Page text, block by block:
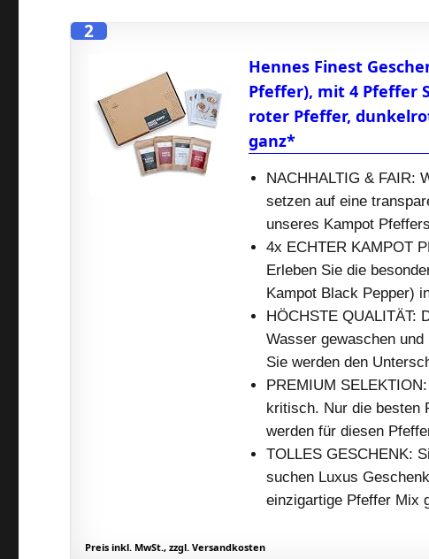
2
Hennes Finest
Pfeffer), mit 4 Pfeffer
roter Pfeffer,
ganz*
NACHHALTIG & FAIR:
setzen auf eine
unseres Kampot
4x ECHTER KAMPOT
Erleben Sie die
Kampot Black Pepper)
HÖCHSTE QUALITÄT:
Wasser gewaschen
Sie werden den
PREMIUM
kritisch. Nur die besten
werden für diesen
TOLLES GESCHENK:
suchen Luxus
einzigartige Pfeffer Mix
Preis inkl. MwSt., zzgl. Versandkosten